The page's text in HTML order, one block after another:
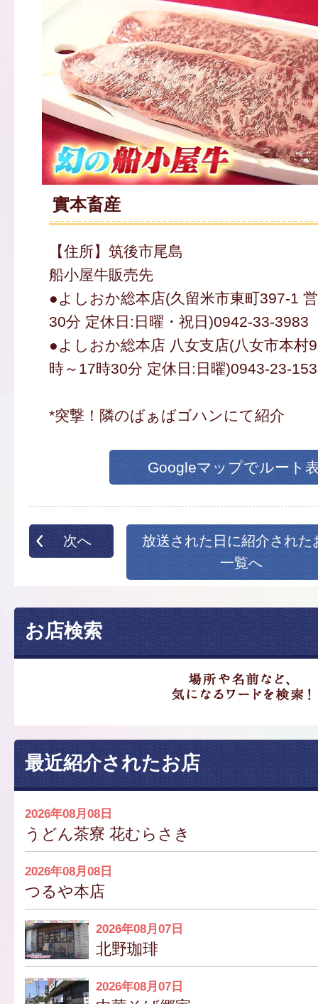
實本畜産
【住所】筑後市尾島
船小屋牛販売先
●よしおか総本店(久留米市東町397-1
30分 定休日:日曜・祝日)0942-33-3983
●よしおか総本店 八女支店(八女市本村
時～17時30分 定休日:日曜)0943-23-
*突撃！隣のばぁばゴハンにて紹介
Googleマップでルート
次へ
放送された日に紹介された
一覧へ
お店検索
最近紹介されたお店
2026年08月08日
うどん茶寮 花むらさき
2026年08月08日
つるや本店
2026年08月07日
北野珈琲
2026年08月07日